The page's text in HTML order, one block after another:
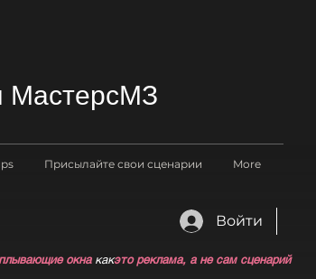
МастерсМЗ
окнакакэто реклама, а не сам сценарий
Присылайте свои сценарии More
Войти